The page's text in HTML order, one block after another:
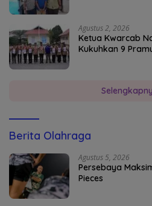
Agustus 2, 2026
Ketua Kwarcab
Kukuhkan 9
Berita Olahraga
Agustus 5, 2026
Persebaya
Pieces